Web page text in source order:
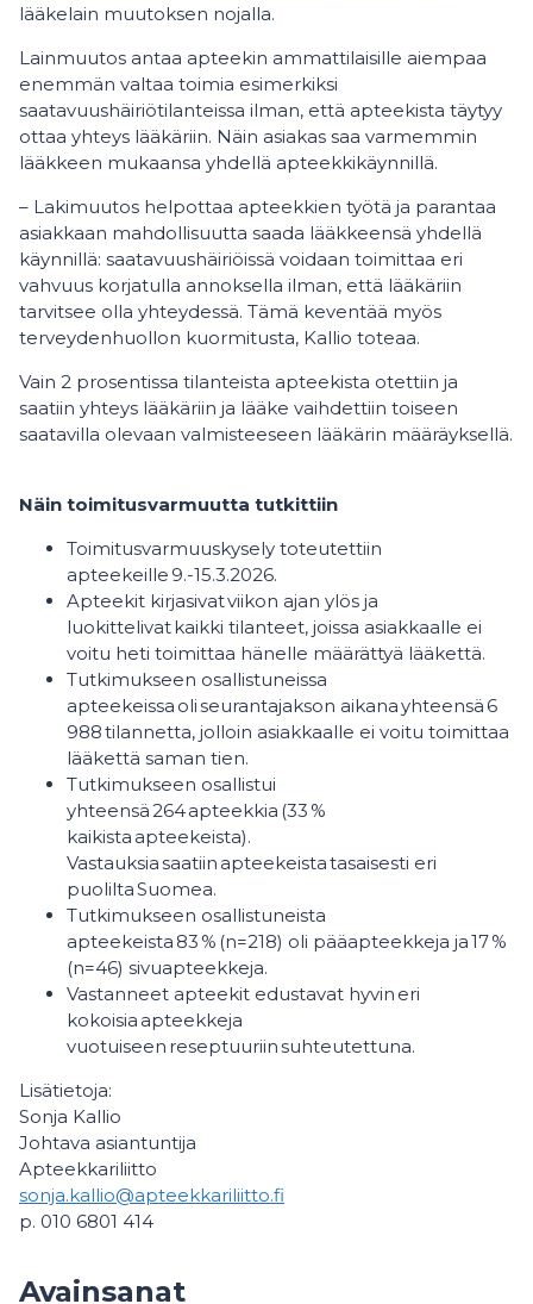
lääkelain muutoksen nojalla.
Lainmuutos antaa apteekin ammattilaisille aiempaa
enemmän valtaa toimia esimerkiksi
saatavuushäiriötilanteissa ilman, että apteekista täytyy
ottaa yhteys lääkäriin. Näin asiakas saa varmemmin
lääkkeen mukaansa yhdellä apteekkikäynnillä.
– Lakimuutos helpottaa apteekkien työtä ja parantaa
asiakkaan mahdollisuutta saada lääkkeensä yhdellä
käynnillä: saatavuushäiriöissä voidaan toimittaa eri
vahvuus korjatulla annoksella ilman, että lääkäriin
tarvitsee olla yhteydessä. Tämä keventää myös
terveydenhuollon kuormitusta, Kallio toteaa.
Vain 2 prosentissa tilanteista apteekista otettiin ja
saatiin yhteys lääkäriin ja lääke vaihdettiin toiseen
saatavilla olevaan valmisteeseen lääkärin määräyksellä.
Näin toimitusvarmuutta tutkittiin
Toimitusvarmuuskysely toteutettiin
apteekeille 9.-15.3.2026.
Apteekit kirjasivat viikon ajan ylös ja
luokittelivat kaikki tilanteet, joissa asiakkaalle ei
voitu heti toimittaa hänelle määrättyä lääkettä.
Tutkimukseen osallistuneissa
apteekeissa oli seurantajakson aikana yhteensä 6
988 tilannetta, jolloin asiakkaalle ei voitu toimittaa
lääkettä saman tien.
Tutkimukseen osallistui
yhteensä 264 apteekkia (33 %
kaikista apteekeista).
Vastauksia saatiin apteekeista tasaisesti eri
puolilta Suomea.
Tutkimukseen osallistuneista
apteekeista 83 % (n=218) oli pääapteekkeja ja 17 %
(n=46) sivuapteekkeja.
Vastanneet apteekit edustavat hyvin eri
kokoisia apteekkeja
vuotuiseen reseptuuriin suhteutettuna.
Lisätietoja:
Sonja Kallio
Johtava asiantuntija
Apteekkariliitto
sonja.kallio@apteekkariliitto.fi
p. 010 6801 414
Avainsanat